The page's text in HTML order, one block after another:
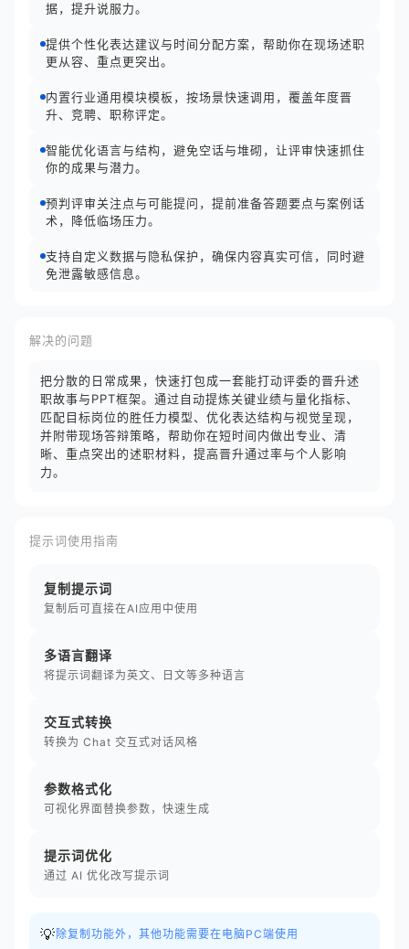
据，提升说服力。
提供个性化表达建议与时间分配方案，帮助你在现场述职
更从容、重点更突出。
内置行业通用模块模板，按场景快速调用，覆盖年度晋
升、竞聘、职称评定。
智能优化语言与结构，避免空话与堆砌，让评审快速抓住
你的成果与潜力。
预判评审关注点与可能提问，提前准备答题要点与案例话
术，降低临场压力。
支持自定义数据与隐私保护，确保内容真实可信，同时避
免泄露敏感信息。
解决的问题
把分散的日常成果，快速打包成一套能打动评委的晋升述
职故事与PPT框架。通过自动提炼关键业绩与量化指标、
匹配目标岗位的胜任力模型、优化表达结构与视觉呈现，
并附带现场答辩策略，帮助你在短时间内做出专业、清
晰、重点突出的述职材料，提高晋升通过率与个人影响
力。
提示词使用指南
复制提示词
复制后可直接在AI应用中使用
多语言翻译
将提示词翻译为英文、日文等多种语言
交互式转换
转换为 Chat 交互式对话风格
参数格式化
可视化界面替换参数，快速生成
提示词优化
通过 AI 优化改写提示词
💡 除复制功能外，其他功能需要在电脑PC端使用